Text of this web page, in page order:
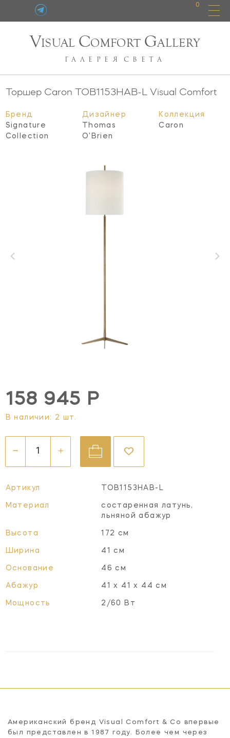
0
VISUAL COMFORT GALLERY
ГАЛЕРЕЯ СВЕТА
Торшер Caron TOB1153HAB-L Visual Comfort
Бренд
Signature
Collection
Дизайнер
Thomas
O'Brien
Коллекция
Caron
158 945 Р
В наличии: 2 шт.
Артикул TOB1153HAB-L
Материал
состаренная латунь,
льняной абажур
Высота 172 см
Ширина 41 см
Основание 46 см
Абажур 41 x 41 x 44 см
Мощность 2/60 Вт
Американский бренд Visual Comfort & Co впервые
был представлен в 1987 году. Более чем через